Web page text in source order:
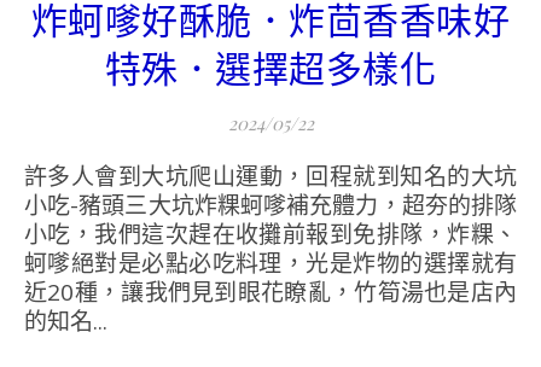
炸蚵嗲好酥脆．炸茴香香味好
特殊．選擇超多樣化
2024/05/22
許多人會到大坑爬山運動，回程就到知名的大坑
小吃-豬頭三大坑炸粿蚵嗲補充體力，超夯的排隊
小吃，我們這次趕在收攤前報到免排隊，炸粿、
蚵嗲絕對是必點必吃料理，光是炸物的選擇就有
近20種，讓我們見到眼花瞭亂，竹筍湯也是店內
的知名...